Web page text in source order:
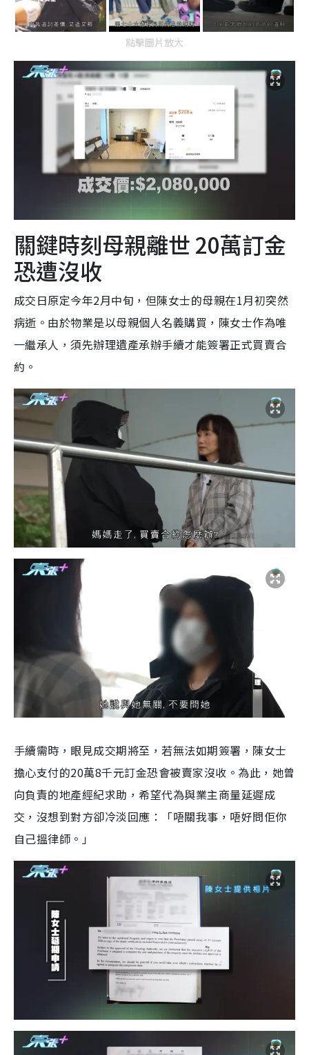
點擊圖片放大
關鍵時刻母親離世 20萬訂金
恐遭沒收
成交日原定今年2月中旬，但陳女士的母親在1月初突然
病逝。由於物業是以母親個人名義購買，陳女士作為唯
一繼承人，須先辦理遺產承辦手續才能簽署正式買賣合
約。
手續需時，眼見成交期將至，若無法如期簽署，陳女士
擔心支付的20萬8千元訂金恐會被賣家沒收。為此，她曾
向負責的地產經紀求助，希望代為與業主商量延遲成
交，沒想到對方卻冷淡回應：「唔關我事，唔好問佢你
自己搵律師。」